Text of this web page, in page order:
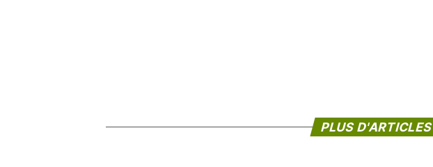
PLUS D'ARTICLES